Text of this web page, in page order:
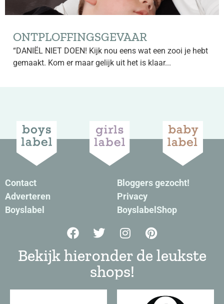
ONTPLOFFINGSGEVAAR
“DANIËL NIET DOEN! Kijk nou eens wat een zooi je hebt
gemaakt. Kom er maar gelijk uit het is klaar...
Contact
Adverteren
Boyslabel
Bloggers gezocht!
Privacy
BoyslabelShop
Bekijk hieronder de leukste
shops!